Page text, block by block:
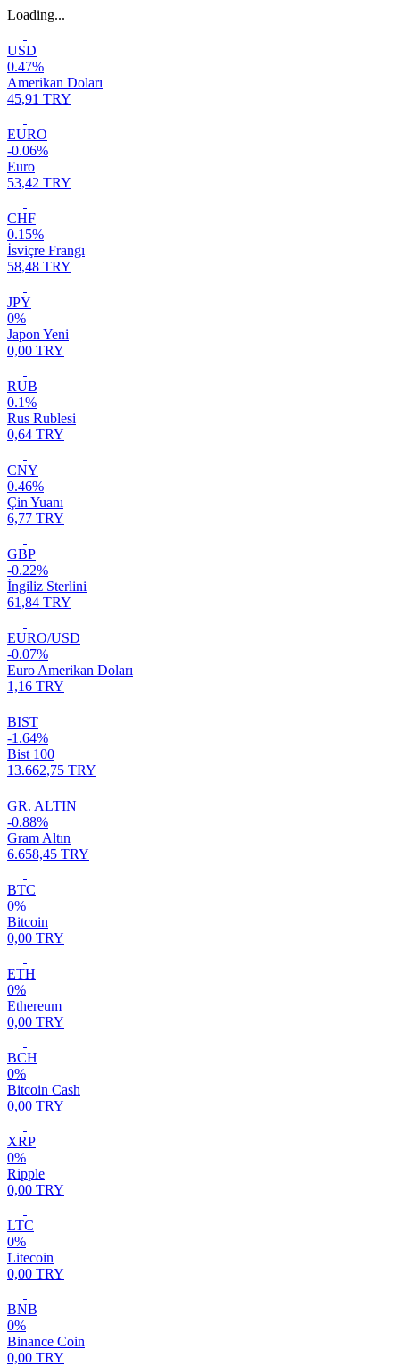
Loading...
USD
0.47%
Amerikan Doları
45,91 TRY
EURO
-0.06%
Euro
53,42 TRY
CHF
0.15%
İsviçre Frangı
58,48 TRY
JPY
0%
Japon Yeni
0,00 TRY
RUB
0.1%
Rus Rublesi
0,64 TRY
CNY
0.46%
Çin Yuanı
6,77 TRY
GBP
-0.22%
İngiliz Sterlini
61,84 TRY
EURO/USD
-0.07%
Euro Amerikan Doları
1,16 TRY
BIST
-1.64%
Bist 100
13.662,75 TRY
GR. ALTIN
-0.88%
Gram Altın
6.658,45 TRY
BTC
0%
Bitcoin
0,00 TRY
ETH
0%
Ethereum
0,00 TRY
BCH
0%
Bitcoin Cash
0,00 TRY
XRP
0%
Ripple
0,00 TRY
LTC
0%
Litecoin
0,00 TRY
BNB
0%
Binance Coin
0,00 TRY